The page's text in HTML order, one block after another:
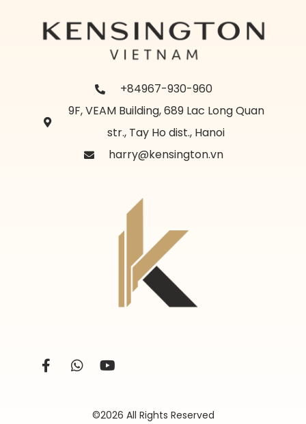
+84967-930-960
9F, VEAM Building, 689 Lac Long Quan
str., Tay Ho dist., Hanoi
harry@kensington.vn
©2026 All Rights Reserved